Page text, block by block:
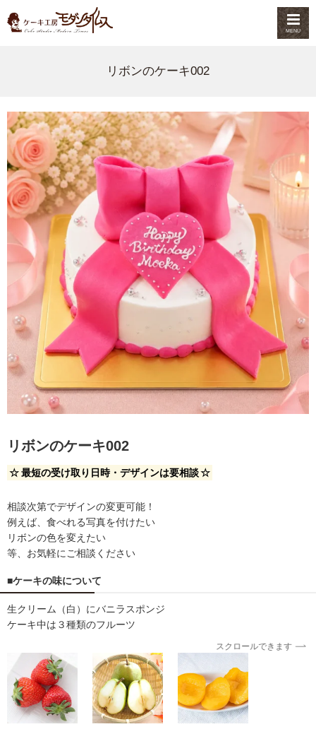
MENU
リボンのケーキ002
リボンのケーキ002
☆ 最短の受け取り日時・デザインは要相談☆
相談次第でデザインの変更可能！
例えば、食べれる写真を付けたい
リボンの色を変えたい
等、お気軽にご相談ください
■ケーキの味について
生クリーム（白）にバニラスポンジ
ケーキ中は３種類のフルーツ
スクロールできます